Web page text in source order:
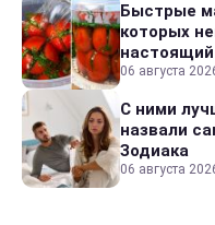
Быстрые
которых
06 августа
С ними
назвали
Зодиака
06 августа